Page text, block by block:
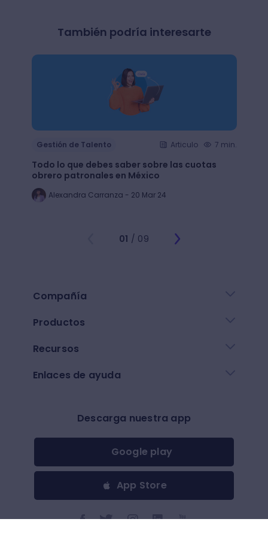
También podría interesarte
Gestión de Talento Articulo 7 min.
Todo lo que debes saber sobre las cuotas
obrero patronales en México
Alexandra Carranza - 20 Mar 24
01 / 09
Compañía
Productos
Recursos
Enlaces de ayuda
Descarga nuestra app
Google play
App Store